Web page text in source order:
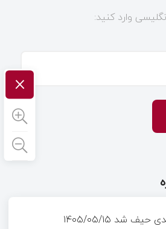
وارد کنید:
حیف شد ۱۴۰۵/۰۵/۱۵
×